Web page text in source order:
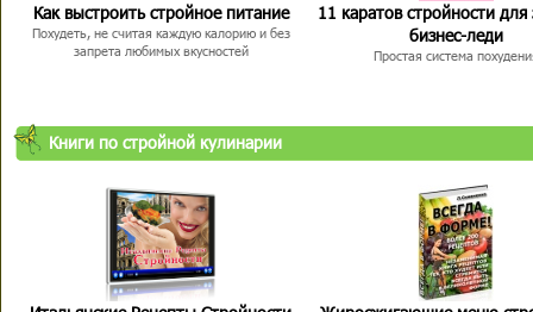
Как выстроить стройное питание
Похудеть, не считая каждую калорию и без
запрета любимых вкусностей
11 каратов стройности для
бизнес-леди
Простая система
Книги по стройной кулинарии